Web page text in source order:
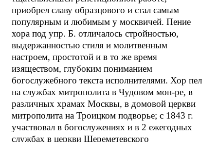
приобрел славу образцового и стал самым
популярным и любимым у москвичей. Пение
хора под упр. Б. отличалось стройностью,
выдержанностью стиля и молитвенным
настроем, простотой и в то же время
изяществом, глубоким пониманием
богослужебного текста исполнителями. Хор пел
на службах митрополита в Чудовом мон-ре, в
различных храмах Москвы, в домовой церкви
митрополита на Троицком подворье; с 1843 г.
участвовал в богослужениях и в 2 ежегодных
службах в церкви Шереметевского